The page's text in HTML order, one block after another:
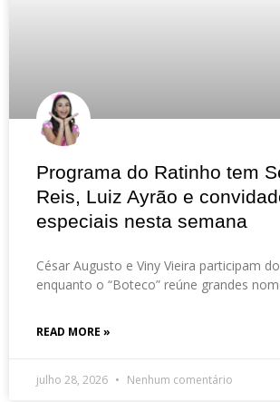
Programa do Ratinho tem
Reis, Luiz Ayrão e
especiais nesta semana
César Augusto e Viny Vieira participam do
enquanto o “Boteco” reúne grandes
READ MORE »
julho 28, 2026 Nenhum comentário